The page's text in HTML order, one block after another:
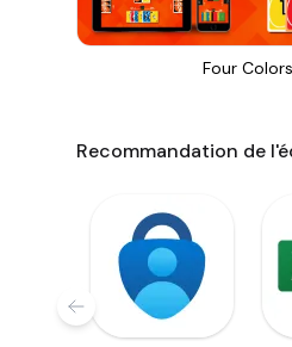
Four Colors
Recommandation de